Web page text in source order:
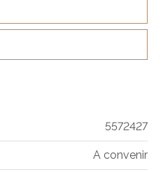
5572427
A convenir